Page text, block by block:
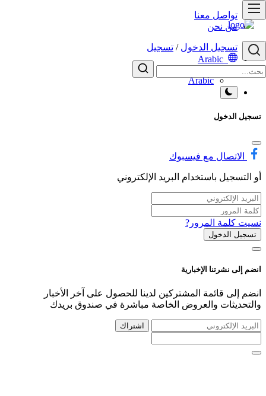
تواصل معنا
من نحن
تسجيل الدخول / تسجيل
Arabic
تسجيل الدخول
الاتصال مع فيسبوك
أو التسجيل باستخدام البريد الإلكتروني
نسيت كلمة المرور?
تسجيل الدخول
انضم إلى نشرتنا الإخبارية
انضم إلى قائمة المشتركين لدينا للحصول على آخر الأخبار
والتحديثات والعروض الخاصة مباشرة في صندوق بريدك
اشتراك